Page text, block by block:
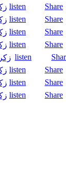
listen
Share
listen
Share
listen
Share
listen
Share
listen
listen
Share
listen
Share
listen Share